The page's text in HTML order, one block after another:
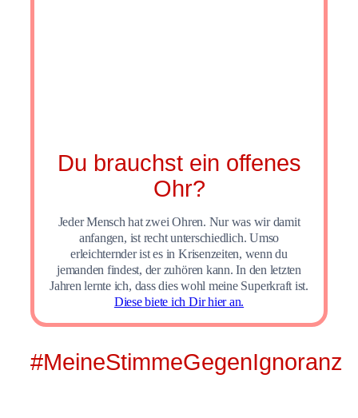
Du brauchst ein offenes
Ohr?
Jeder Mensch hat zwei Ohren. Nur was wir damit
anfangen, ist recht unterschiedlich. Umso
erleichternder ist es in Krisenzeiten, wenn du
jemanden findest, der zuhören kann. In den letzten
Jahren lernte ich, dass dies wohl meine Superkraft ist.
Diese biete ich Dir hier an.
#MeineStimmeGegenIgnoranz